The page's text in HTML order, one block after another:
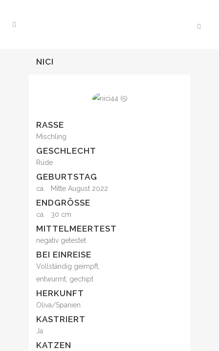
NICI
RASSE
Mischling
GESCHLECHT
Rüde
GEBURTSTAG
ca. Mitte August 2022
ENDGRÖSSE
ca. 30 cm
MITTELMEERTEST
negativ getestet
BEI EINREISE
Vollständig geimpft,
entwurmt, gechipt
HERKUNFT
Oliva/Spanien
KASTRIERT
Ja
KATZEN